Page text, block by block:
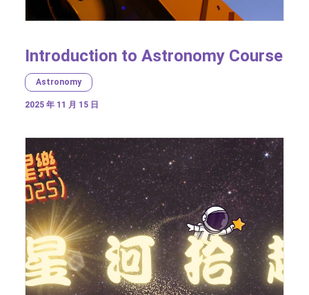
Introduction to Astronomy Course
Astronomy
2025 年 11 月 15 日